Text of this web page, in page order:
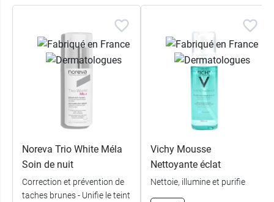
nettoyante
éclaircissante ACM Dépiwhite
Nettoie et démaquille
Visage et cou
96 % d’ingrédients d'origine naturelle
pH physiologique (5.5)
Sans savon
Sans tiraillement ni sensation d'inconfort
Mousse onctueuse
Parfum frais
Fabriqué en France
Pour votre routine anti taches - Pensez aussi à la
Noreva Trio White Méla
Soin de nuit
Correction et prévention de
taches brunes - Unifie le teint
Vichy Mousse
Nettoyante éclat
Nettoie, illumine et purifie